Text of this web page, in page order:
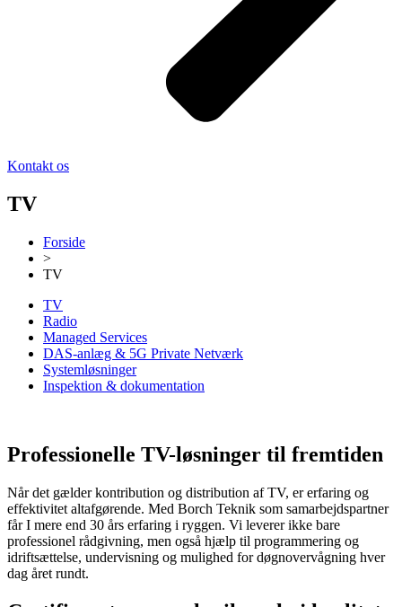
Kontakt os
TV
Forside
>
TV
TV
Radio
Managed Services
DAS-anlæg & 5G Private Netværk
Systemløsninger
Inspektion & dokumentation
Professionelle TV-løsninger til fremtiden
Når det gælder kontribution og distribution af TV, er erfaring og
effektivitet altafgørende. Med Borch Teknik som samarbejdspartner
får I mere end 30 års erfaring i ryggen. Vi leverer ikke bare
professionel rådgivning, men også hjælp til programmering og
idriftsættelse, undervisning og mulighed for døgnovervågning hver
dag året rundt.